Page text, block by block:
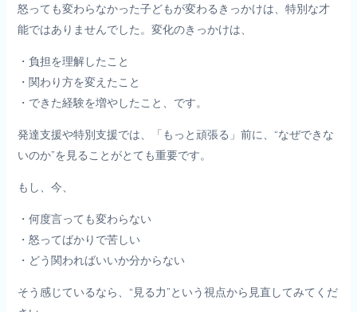
怒っても変わらなかった子どもが変わるきっかけは、特別な才
能ではありませんでした。変化のきっかけは、
・負担を理解したこと
・関わり方を変えたこと
・できた経験を増やしたこと、です。
発達支援や特別支援では、「もっと頑張る」前に、“なぜできな
いのか”を見ることがとても重要です。
もし、今、
・何度言っても変わらない
・怒ってばかりで苦しい
・どう関わればいいか分からない
そう感じているなら、“見る力”という視点から見直してみてくだ